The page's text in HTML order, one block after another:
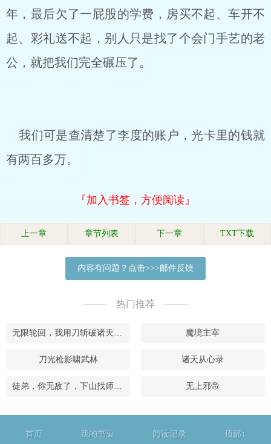
年，最后欠了一屁股的学费，房买不起、车开不
起、彩礼送不起，别人只是找了个会门手艺的老
公，就把我们完全碾压了。
我们可是查清楚了李度的账户，光卡里的钱就
有两百多万。
『加入书签，方便阅读』
上一章 章节列表 下一章 TXT下载
内容有问题？点击>>>邮件反馈
热门推荐
无限轮回，我用刀斩破诸天万界 魔境主宰
刀光枪影啸武林 诸天从心录
徒弟，你无敌了，下山找师姐去吧 无上邪帝
首页 我的书架 阅读记录 顶部↑